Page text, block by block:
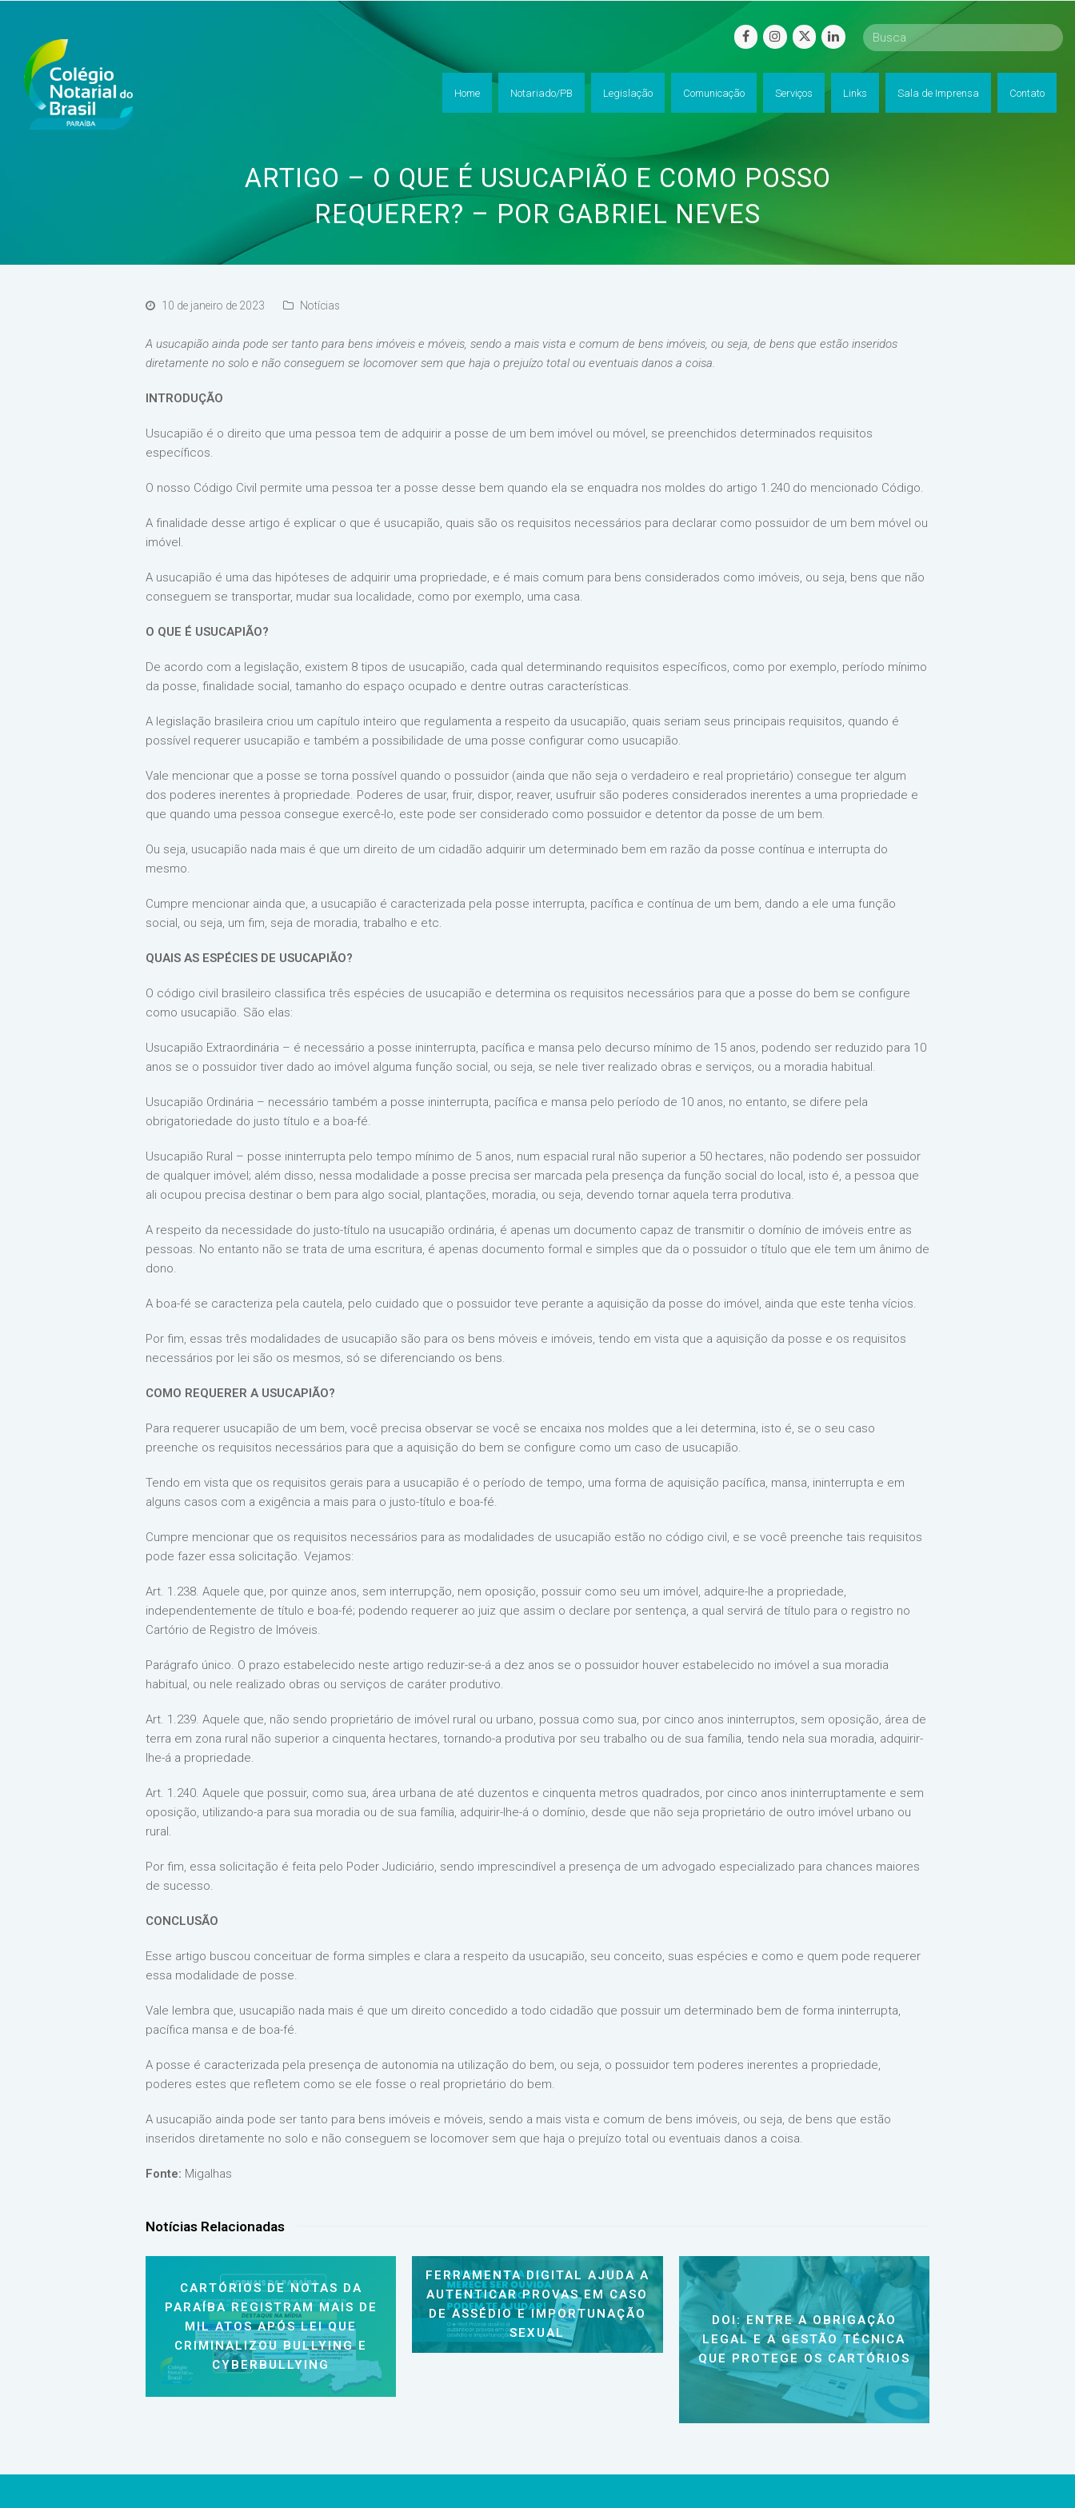
facebookinstagram
twitterlinkedin
Home Notariado/PB Legislação Comunicação Serviços Links Sala de Imprensa Contato
ARTIGO – O QUE É USUCAPIÃO E COMO POSSO
REQUERER? – POR GABRIEL NEVES
10 de janeiro de 2023 Notícias
A usucapião ainda pode ser tanto para bens imóveis e móveis, sendo a mais vista e comum de bens imóveis, ou seja, de bens que estão inseridos
diretamente no solo e não conseguem se locomover sem que haja o prejuízo total ou eventuais danos a coisa.
INTRODUÇÃO
Usucapião é o direito que uma pessoa tem de adquirir a posse de um bem imóvel ou móvel, se preenchidos determinados requisitos
específicos.
O nosso Código Civil permite uma pessoa ter a posse desse bem quando ela se enquadra nos moldes do artigo 1.240 do mencionado Código.
A finalidade desse artigo é explicar o que é usucapião, quais são os requisitos necessários para declarar como possuidor de um bem móvel ou
imóvel.
A usucapião é uma das hipóteses de adquirir uma propriedade, e é mais comum para bens considerados como imóveis, ou seja, bens que não
conseguem se transportar, mudar sua localidade, como por exemplo, uma casa.
O QUE É USUCAPIÃO?
De acordo com a legislação, existem 8 tipos de usucapião, cada qual determinando requisitos específicos, como por exemplo, período mínimo
da posse, finalidade social, tamanho do espaço ocupado e dentre outras características.
A legislação brasileira criou um capítulo inteiro que regulamenta a respeito da usucapião, quais seriam seus principais requisitos, quando é
possível requerer usucapião e também a possibilidade de uma posse configurar como usucapião.
Vale mencionar que a posse se torna possível quando o possuidor (ainda que não seja o verdadeiro e real proprietário) consegue ter algum
dos poderes inerentes à propriedade. Poderes de usar, fruir, dispor, reaver, usufruir são poderes considerados inerentes a uma propriedade e
que quando uma pessoa consegue exercê-lo, este pode ser considerado como possuidor e detentor da posse de um bem.
Ou seja, usucapião nada mais é que um direito de um cidadão adquirir um determinado bem em razão da posse contínua e interrupta do
mesmo.
Cumpre mencionar ainda que, a usucapião é caracterizada pela posse interrupta, pacífica e contínua de um bem, dando a ele uma função
social, ou seja, um fim, seja de moradia, trabalho e etc.
QUAIS AS ESPÉCIES DE USUCAPIÃO?
O código civil brasileiro classifica três espécies de usucapião e determina os requisitos necessários para que a posse do bem se configure
como usucapião. São elas:
Usucapião Extraordinária – é necessário a posse ininterrupta, pacífica e mansa pelo decurso mínimo de 15 anos, podendo ser reduzido para 10
anos se o possuidor tiver dado ao imóvel alguma função social, ou seja, se nele tiver realizado obras e serviços, ou a moradia habitual.
Usucapião Ordinária – necessário também a posse ininterrupta, pacífica e mansa pelo período de 10 anos, no entanto, se difere pela
obrigatoriedade do justo título e a boa-fé.
Usucapião Rural – posse ininterrupta pelo tempo mínimo de 5 anos, num espacial rural não superior a 50 hectares, não podendo ser possuidor
de qualquer imóvel; além disso, nessa modalidade a posse precisa ser marcada pela presença da função social do local, isto é, a pessoa que
ali ocupou precisa destinar o bem para algo social, plantações, moradia, ou seja, devendo tornar aquela terra produtiva.
A respeito da necessidade do justo-título na usucapião ordinária, é apenas um documento capaz de transmitir o domínio de imóveis entre as
pessoas. No entanto não se trata de uma escritura, é apenas documento formal e simples que da o possuidor o título que ele tem um ânimo de
dono.
A boa-fé se caracteriza pela cautela, pelo cuidado que o possuidor teve perante a aquisição da posse do imóvel, ainda que este tenha vícios.
Por fim, essas três modalidades de usucapião são para os bens móveis e imóveis, tendo em vista que a aquisição da posse e os requisitos
necessários por lei são os mesmos, só se diferenciando os bens.
COMO REQUERER A USUCAPIÃO?
Para requerer usucapião de um bem, você precisa observar se você se encaixa nos moldes que a lei determina, isto é, se o seu caso
preenche os requisitos necessários para que a aquisição do bem se configure como um caso de usucapião.
Tendo em vista que os requisitos gerais para a usucapião é o período de tempo, uma forma de aquisição pacífica, mansa, ininterrupta e em
alguns casos com a exigência a mais para o justo-título e boa-fé.
Cumpre mencionar que os requisitos necessários para as modalidades de usucapião estão no código civil, e se você preenche tais requisitos
pode fazer essa solicitação. Vejamos:
Art. 1.238. Aquele que, por quinze anos, sem interrupção, nem oposição, possuir como seu um imóvel, adquire-lhe a propriedade,
independentemente de título e boa-fé; podendo requerer ao juiz que assim o declare por sentença, a qual servirá de título para o registro no
Cartório de Registro de Imóveis.
Parágrafo único. O prazo estabelecido neste artigo reduzir-se-á a dez anos se o possuidor houver estabelecido no imóvel a sua moradia
habitual, ou nele realizado obras ou serviços de caráter produtivo.
Art. 1.239. Aquele que, não sendo proprietário de imóvel rural ou urbano, possua como sua, por cinco anos ininterruptos, sem oposição, área de
terra em zona rural não superior a cinquenta hectares, tornando-a produtiva por seu trabalho ou de sua família, tendo nela sua moradia, adquirir-
lhe-á a propriedade.
Art. 1.240. Aquele que possuir, como sua, área urbana de até duzentos e cinquenta metros quadrados, por cinco anos ininterruptamente e sem
oposição, utilizando-a para sua moradia ou de sua família, adquirir-lhe-á o domínio, desde que não seja proprietário de outro imóvel urbano ou
rural.
Por fim, essa solicitação é feita pelo Poder Judiciário, sendo imprescindível a presença de um advogado especializado para chances maiores
de sucesso.
CONCLUSÃO
Esse artigo buscou conceituar de forma simples e clara a respeito da usucapião, seu conceito, suas espécies e como e quem pode requerer
essa modalidade de posse.
Vale lembra que, usucapião nada mais é que um direito concedido a todo cidadão que possuir um determinado bem de forma ininterrupta,
pacífica mansa e de boa-fé.
A posse é caracterizada pela presença de autonomia na utilização do bem, ou seja, o possuidor tem poderes inerentes a propriedade,
poderes estes que refletem como se ele fosse o real proprietário do bem.
A usucapião ainda pode ser tanto para bens imóveis e móveis, sendo a mais vista e comum de bens imóveis, ou seja, de bens que estão
inseridos diretamente no solo e não conseguem se locomover sem que haja o prejuízo total ou eventuais danos a coisa.
Fonte: Migalhas
Notícias Relacionadas
CARTÓRIOS DE NOTAS DA
PARAÍBA REGISTRAM MAIS DE
MIL ATOS APÓS LEI QUE
CRIMINALIZOU BULLYING E
CYBERBULLYING
FERRAMENTA DIGITAL AJUDA A
AUTENTICAR PROVAS EM CASO
DE ASSÉDIO E IMPORTUNAÇÃO
SEXUAL
DOI: ENTRE A OBRIGAÇÃO
LEGAL E A GESTÃO TÉCNICA
QUE PROTEGE OS CARTÓRIOS